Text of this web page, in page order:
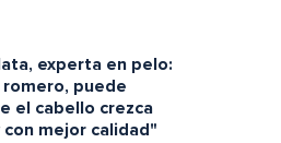
experta en pelo:
puede
el cabello crezca
mejor calidad"